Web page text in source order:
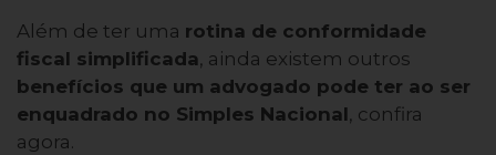
Além de ter uma rotina de conformidade
fiscal simplificada, ainda existem outros
benefícios que um advogado pode ter ao ser
enquadrado no Simples Nacional, confira
agora.